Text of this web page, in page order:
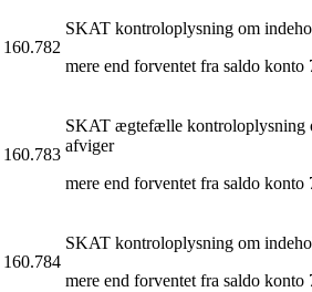
160.782
SKAT kontroloplysning om
mere end forventet fra saldo konto
160.783
SKAT ægtefælle kontroloplysning
afviger
mere end forventet fra saldo konto
160.784
SKAT kontroloplysning om
mere end forventet fra saldo konto